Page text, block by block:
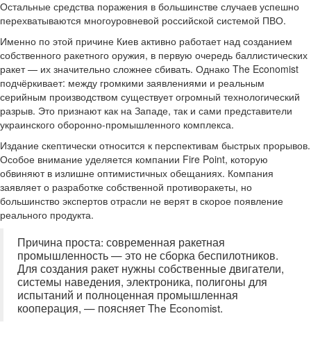
Остальные средства поражения в большинстве случаев успешно
перехватываются многоуровневой российской системой ПВО.
Именно по этой причине Киев активно работает над созданием
собственного ракетного оружия, в первую очередь баллистических
ракет — их значительно сложнее сбивать. Однако The Economist
подчёркивает: между громкими заявлениями и реальным
серийным производством существует огромный технологический
разрыв. Это признают как на Западе, так и сами представители
украинского оборонно-промышленного комплекса.
Издание скептически относится к перспективам быстрых прорывов.
Особое внимание уделяется компании Fire Point, которую
обвиняют в излишне оптимистичных обещаниях. Компания
заявляет о разработке собственной противоракеты, но
большинство экспертов отрасли не верят в скорое появление
реального продукта.
Причина проста: современная ракетная
промышленность — это не сборка беспилотников.
Для создания ракет нужны собственные двигатели,
системы наведения, электроника, полигоны для
испытаний и полноценная промышленная
кооперация, — поясняет The Economist.